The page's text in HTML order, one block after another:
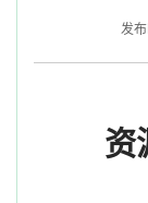
发布
资